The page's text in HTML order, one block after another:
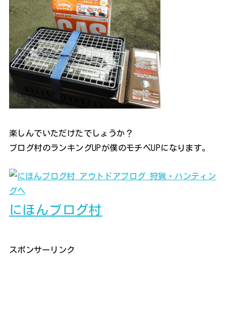
楽しんでいただけたでしょうか？
ブログ村のランキングUPが僕のモチベUPになります。
にほんブログ村
スポンサーリンク